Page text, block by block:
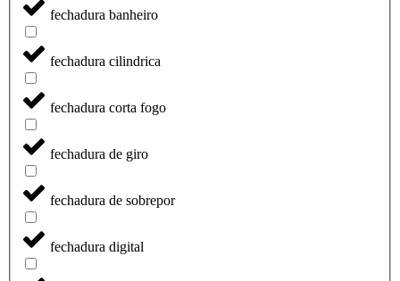
fechadura banheiro
fechadura cilindrica
fechadura corta fogo
fechadura de giro
fechadura de sobrepor
fechadura digital